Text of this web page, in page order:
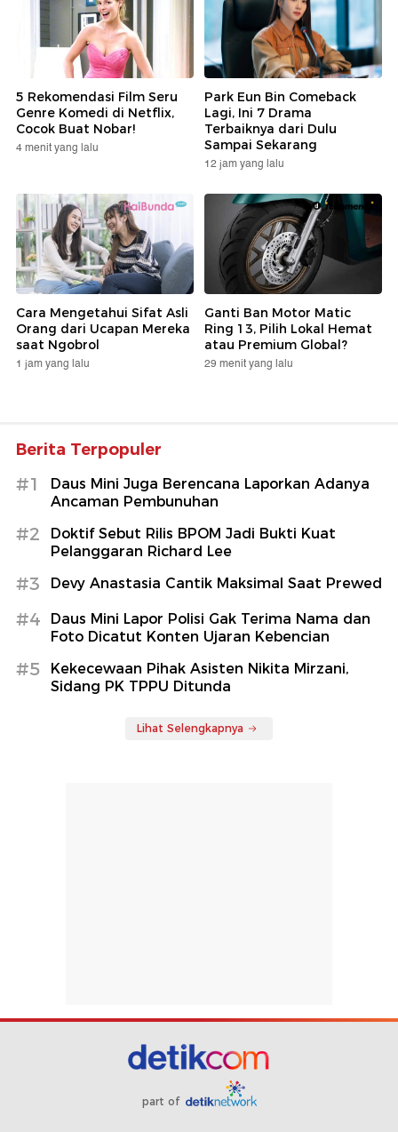
5 Rekomendasi Film Seru
Genre Komedi di Netflix,
Cocok Buat Nobar!
4 menit yang lalu
Park Eun Bin Comeback
Lagi, Ini 7 Drama
Terbaiknya dari Dulu
Sampai Sekarang
12 jam yang lalu
Cara Mengetahui Sifat Asli
Orang dari Ucapan Mereka
saat Ngobrol
1 jam yang lalu
Ganti Ban Motor Matic
Ring 13, Pilih Lokal Hemat
atau Premium Global?
29 menit yang lalu
Berita Terpopuler
#1
Daus Mini Juga Berencana Laporkan Adanya
Ancaman Pembunuhan
#2
Doktif Sebut Rilis BPOM Jadi Bukti Kuat
Pelanggaran Richard Lee
#3 Devy Anastasia Cantik Maksimal Saat Prewed
#4
Daus Mini Lapor Polisi Gak Terima Nama dan
Foto Dicatut Konten Ujaran Kebencian
#5
Kekecewaan Pihak Asisten Nikita Mirzani,
Sidang PK TPPU Ditunda
Lihat Selengkapnya
part of